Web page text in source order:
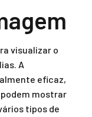
visualizar o
A
eficaz,
mostrar
tipos de